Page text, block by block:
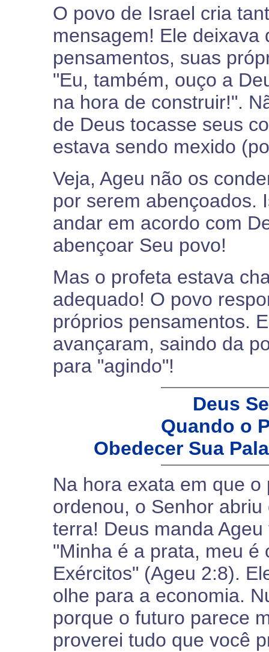
O povo de Israel cria
mensagem! Ele deixava
pensamentos, suas
"Eu, também, ouço a
na hora de construir!".
de Deus tocasse seus
estava sendo mexido
Veja, Ageu não os
por serem abençoados.
andar em acordo com
abençoar Seu povo!
Mas o profeta estava
adequado! O povo
próprios pensamentos.
avançaram, saindo da
para "agindo"!
Deus
Quando o
Obedecer Sua
Na hora exata em que
ordenou, o Senhor
terra! Deus manda
"Minha é a prata, meu é
Exércitos" (Ageu 2:8).
olhe para a economia.
porque o futuro parece
proverei tudo que você